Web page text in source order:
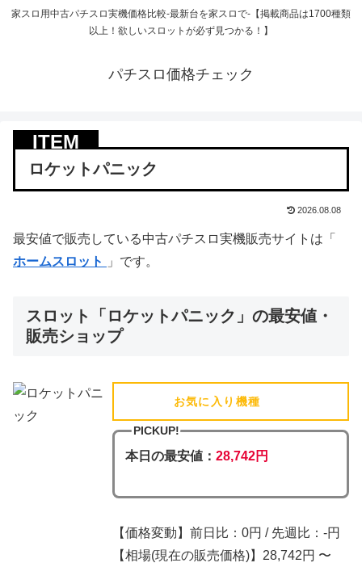
家スロ用中古パチスロ実機価格比較-最新台を家スロで-【掲載商品は1700種類
以上！欲しいスロットが必ず見つかる！】
パチスロ価格チェック
ロケットパニック
2026.08.08
最安値で販売している中古パチスロ実機販売サイトは「
ホームスロット
」です。
スロット「ロケットパニック」の最安値・
販売ショップ
お気に入り機種
PICKUP!
本日の最安値： 28,742円
【価格変動】前日比：0円 / 先週比：-円
【相場(現在の販売価格)】28,742円 〜